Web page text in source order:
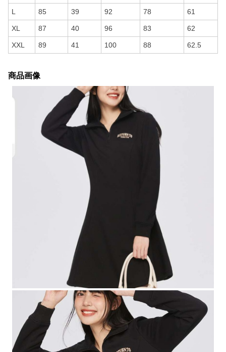
L 85 39 92 78 61
XL 87 40 96 83 62
XXL 89 41 100 88 62.5
商品画像